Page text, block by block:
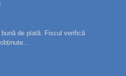
bună de plată. Fiscul verifică